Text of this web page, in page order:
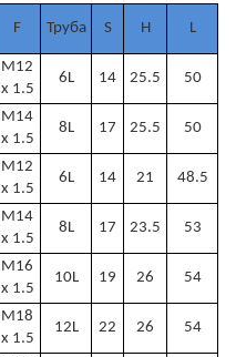
F Труба S H L
M12
x 1.5
6L 14 25.5 50
M14
x 1.5
8L 17 25.5 50
M12
x 1.5
6L 14 21 48.5
M14
x 1.5
8L 17 23.5 53
M16
x 1.5
10L 19 26 54
M18
x 1.5
12L 22 26 54